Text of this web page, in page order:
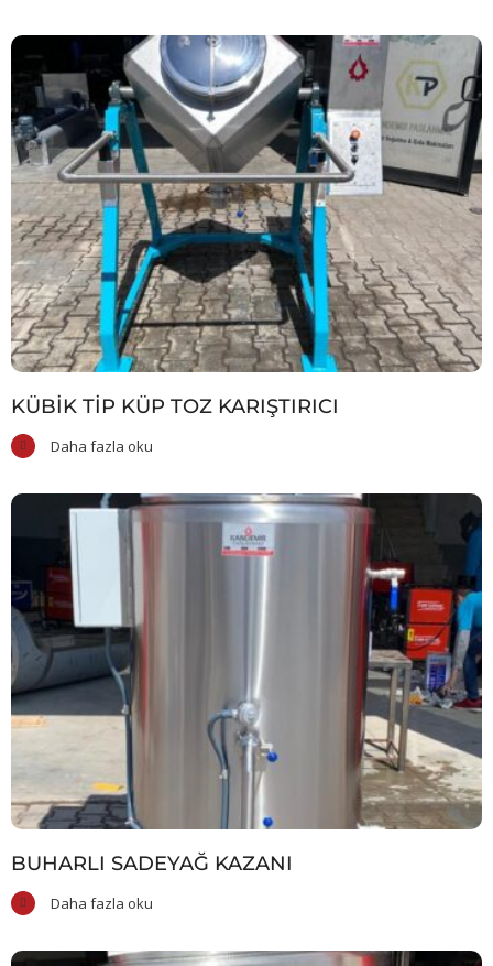
KÜBIK TIP KÜP TOZ KARIŞTIRICI
Daha fazla oku
BUHARLI SADEYAĞ KAZANI
Daha fazla oku